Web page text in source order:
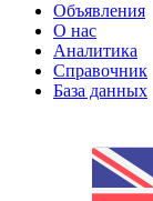
Объявления
О нас
Аналитика
Справочник
База данных